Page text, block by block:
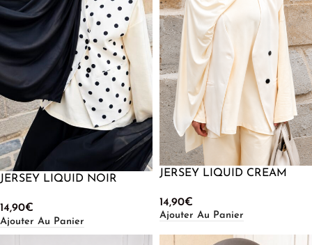
JERSEY LIQUID NOIR
14,90€
Ajouter Au Panier
JERSEY LIQUID CREAM
14,90€
Ajouter Au Panier